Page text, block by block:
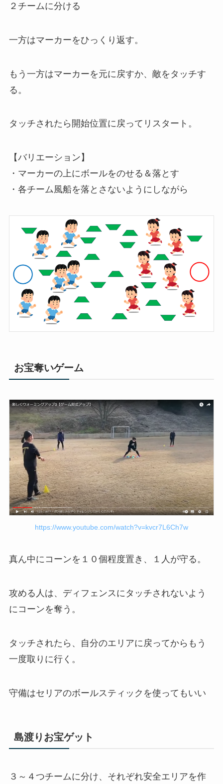
２チームに分ける
一方はマーカーをひっくり返す。
もう一方はマーカーを元に戻すか、敵をタッチす
る。
タッチされたら開始位置に戻ってリスタート。
【バリエーション】
・マーカーの上にボールをのせる＆落とす
・各チーム風船を落とさないようにしながら
お宝奪いゲーム
https://www.youtube.com/watch?v=kvcr7L6Ch7w
真ん中にコーンを１０個程度置き、１人が守る。
攻める人は、ディフェンスにタッチされないよう
にコーンを奪う。
タッチされたら、自分のエリアに戻ってからもう
一度取りに行く。
守備はセリアのボールスティックを使ってもいい
島渡りお宝ゲット
３～４つチームに分け、それぞれ安全エリアを作